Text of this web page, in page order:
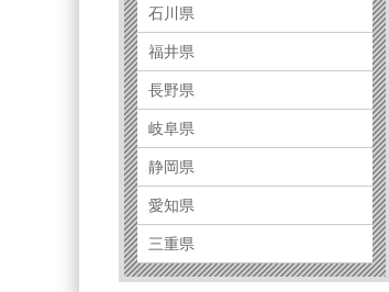
石川県
福井県
長野県
岐阜県
静岡県
愛知県
三重県